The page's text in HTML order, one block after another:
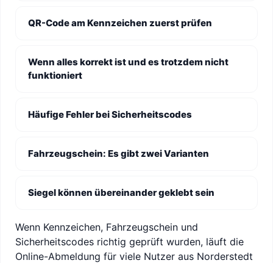
QR-Code am Kennzeichen zuerst prüfen
Wenn alles korrekt ist und es trotzdem nicht
funktioniert
Häufige Fehler bei Sicherheitscodes
Fahrzeugschein: Es gibt zwei Varianten
Siegel können übereinander geklebt sein
Wenn Kennzeichen, Fahrzeugschein und
Sicherheitscodes richtig geprüft wurden, läuft die
Online-Abmeldung für viele Nutzer aus Norderstedt